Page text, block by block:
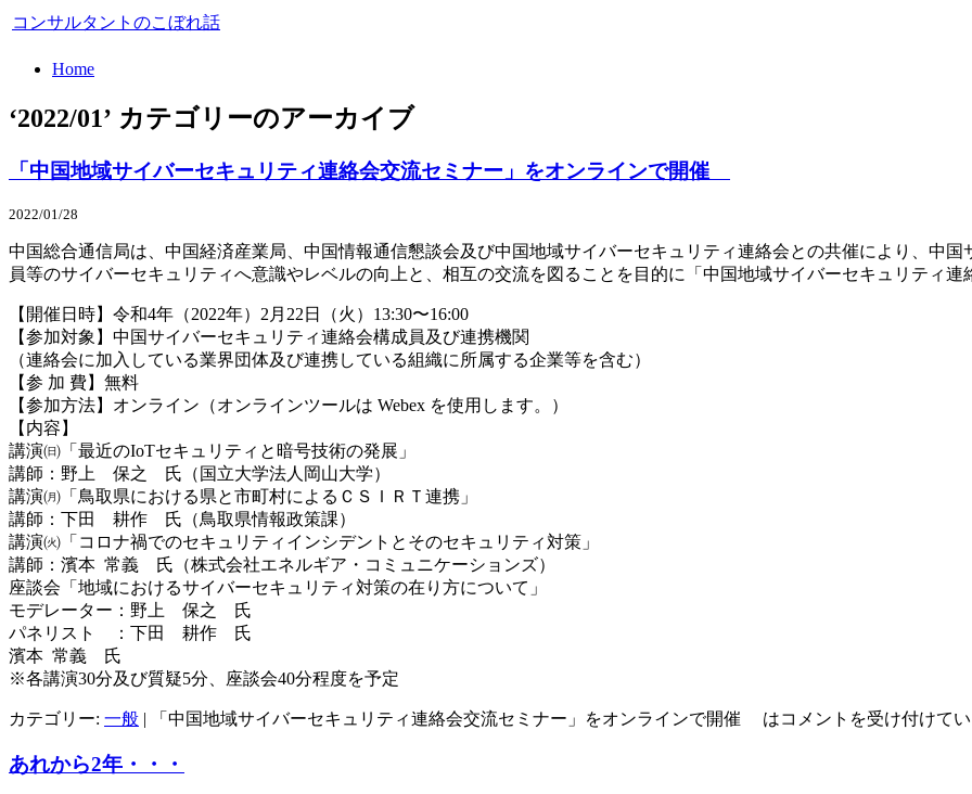
コンサルタントのこぼれ話
Home
‘2022/01’ カテゴリーのアーカイブ
「中国地域サイバーセキュリティ連絡会交流セミナー」をオンラインで開催
2022/01/28
中国総合通信局は、中国経済産業局、中国情報通信懇談会及び中国地域サイバーセキュリティ連絡会との共催により、中
員等のサイバーセキュリティへ意識やレベルの向上と、相互の交流を図ることを目的に「中国地域サイバーセキュリティ連
【開催日時】令和4年（2022年）2月22日（火）13:30〜16:00
【参加対象】中国サイバーセキュリティ連絡会構成員及び連携機関
（連絡会に加入している業界団体及び連携している組織に所属する企業等を含む）
【参 加 費】無料
【参加方法】オンライン（オンラインツールは Webex を使用します。）
【内容】
講演㈰「最近のIoTセキュリティと暗号技術の発展」
講師：野上 保之 氏（国立大学法人岡山大学）
講演㈪「鳥取県における県と市町村によるＣＳＩＲＴ連携」
講師：下田 耕作 氏（鳥取県情報政策課）
講演㈫「コロナ禍でのセキュリティインシデントとそのセキュリティ対策」
講師：濱本 常義 氏（株式会社エネルギア・コミュニケーションズ）
座談会「地域におけるサイバーセキュリティ対策の在り方について」
モデレーター：野上 保之 氏
パネリスト ：下田 耕作 氏
濱本 常義 氏
※各講演30分及び質疑5分、座談会40分程度を予定
カテゴリー: 一般 | 「中国地域サイバーセキュリティ連絡会交流セミナー」をオンラインで開催 はコメントを受け付けて
あれから2年・・・